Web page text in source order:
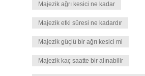
Majezik ağrı kesici ne kadar
Majezik etki süresi ne kadardır
Majezik güçlü bir ağrı kesici mi
Majezik kaç saatte bir alınabilir